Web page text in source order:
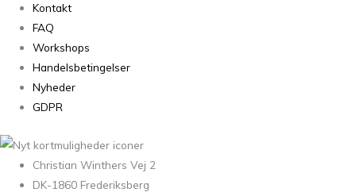
Kontakt
FAQ
Workshops
Handelsbetingelser
Nyheder
GDPR
Christian Winthers Vej 2
DK-1860 Frederiksberg